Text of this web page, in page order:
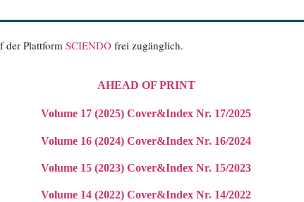
der Plattform SCIENDO frei zugänglich.
AHEAD OF PRINT
Volume 17 (2025) Cover&Index Nr. 17/2025
Volume 16 (2024) Cover&Index Nr. 16/2024
Volume 15 (2023) Cover&Index Nr. 15/2023
Volume 14 (2022) Cover&Index Nr. 14/2022